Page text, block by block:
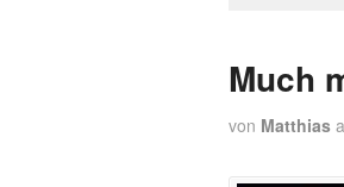
Much
von Matthias